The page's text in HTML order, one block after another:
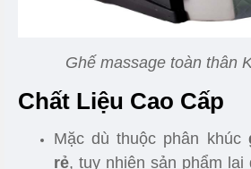
Ghế massage toàn thân
Chất Liệu Cao Cấp
Mặc dù thuộc phân khúc
rẻ , tuy nhiên sản phẩm